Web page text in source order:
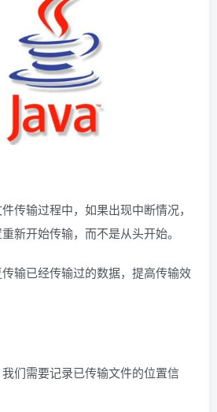
传输过程中，如果出现中断情况，
新开始传输，而不是从头开始。
输已经传输过的数据，提高传输效
们需要记录已传输文件的位置信